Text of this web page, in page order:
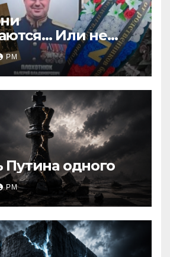
Или не
РМ
Путина одного
РМ